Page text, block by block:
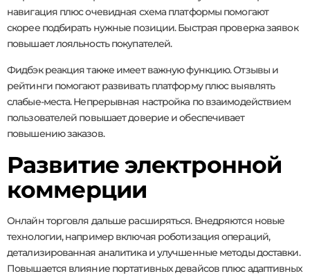
навигация плюс очевидная схема платформы помогают
скорее подбирать нужные позиции. Быстрая проверка заявок
повышает лояльность покупателей.
Фидбэк реакция также имеет важную функцию. Отзывы и
рейтинги помогают развивать платформу плюс выявлять
слабые-места. Непрерывная настройка по взаимодействием
пользователей повышает доверие и обеспечивает
повышению заказов.
Развитие электронной
коммерции
Онлайн торговля дальше расширяться. Внедряются новые
технологии, например включая роботизация операций,
детализированная аналитика и улучшенные методы доставки.
Повышается влияние портативных девайсов плюс адаптивных